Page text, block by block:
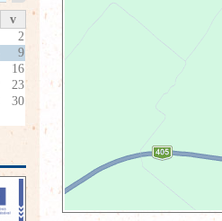
v
2
9
16
23
30